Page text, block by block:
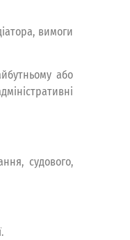
вимоги
або
судового,